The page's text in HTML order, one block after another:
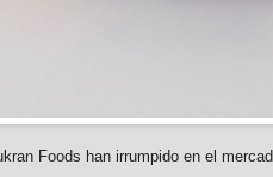
Foods han irrumpido en el